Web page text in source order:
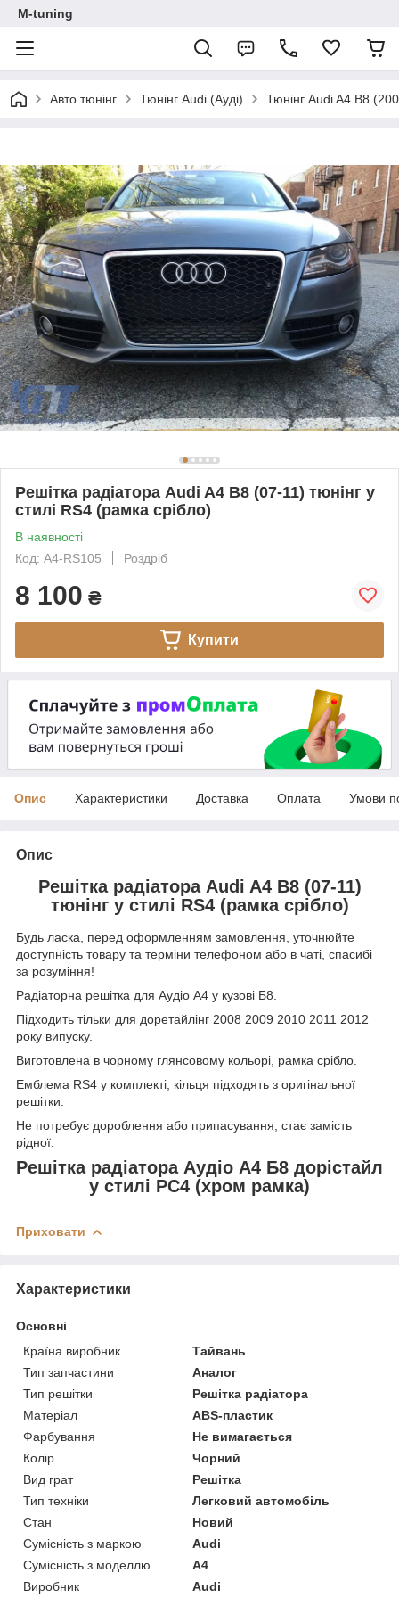
M-tuning
Авто тюнінг Тюнінг Audi (Ауді) Тюнінг Audi A4 B8
Решітка радіатора Audi A4 B8 (07-11) тюнінг у
стилі RS4 (рамка срібло)
В наявності
Код: A4-RS105
Роздріб
8 100 ₴
Купити
Опис Характеристики Доставка Оплата Умови
Опис
Решітка радіатора Audi A4 B8 (07-11)
тюнінг у стилі RS4 (рамка срібло)
Будь ласка, перед оформленням замовлення, уточнюйте
доступність товару та терміни телефоном або в чаті, спасибі
за розуміння!
Радіаторна решітка для Аудіо А4 у кузові Б8.
Підходить тільки для доретайлінг 2008 2009 2010 2011 2012
року випуску.
Виготовлена в чорному глянсовому кольорі, рамка срібло.
Емблема RS4 у комплекті, кільця підходять з оригінальної
решітки.
Не потребує дороблення або припасування, стає замість
рідної.
Решітка радіатора Аудіо А4 Б8 дорістайл
у стилі РС4 (хром рамка)
Приховати
Характеристики
Основні
Країна виробник
Тайвань
Тип запчастини
Аналог
Тип решітки
Решітка радіатора
Матеріал
ABS-пластик
Фарбування
Не вимагається
Колір
Чорний
Вид грат
Решітка
Тип техніки
Легковий автомобіль
Стан
Новий
Сумісність з маркою
Audi
Сумісність з моделлю
A4
Виробник
Audi